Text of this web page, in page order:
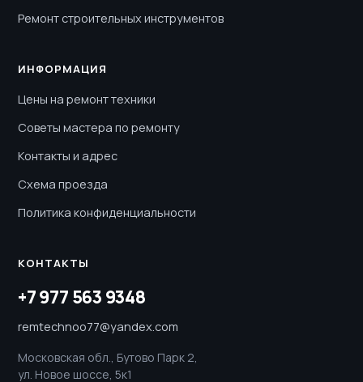
Ремонт строительных инструментов
ИНФОРМАЦИЯ
Цены на ремонт техники
Советы мастера по ремонту
Контакты и адрес
Схема проезда
Политика конфиденциальности
КОНТАКТЫ
+7 977 563 9348
remtechnoo77@yandex.com
Московская обл., Бутово Парк 2,
ул. Новое шоссе, 5к1